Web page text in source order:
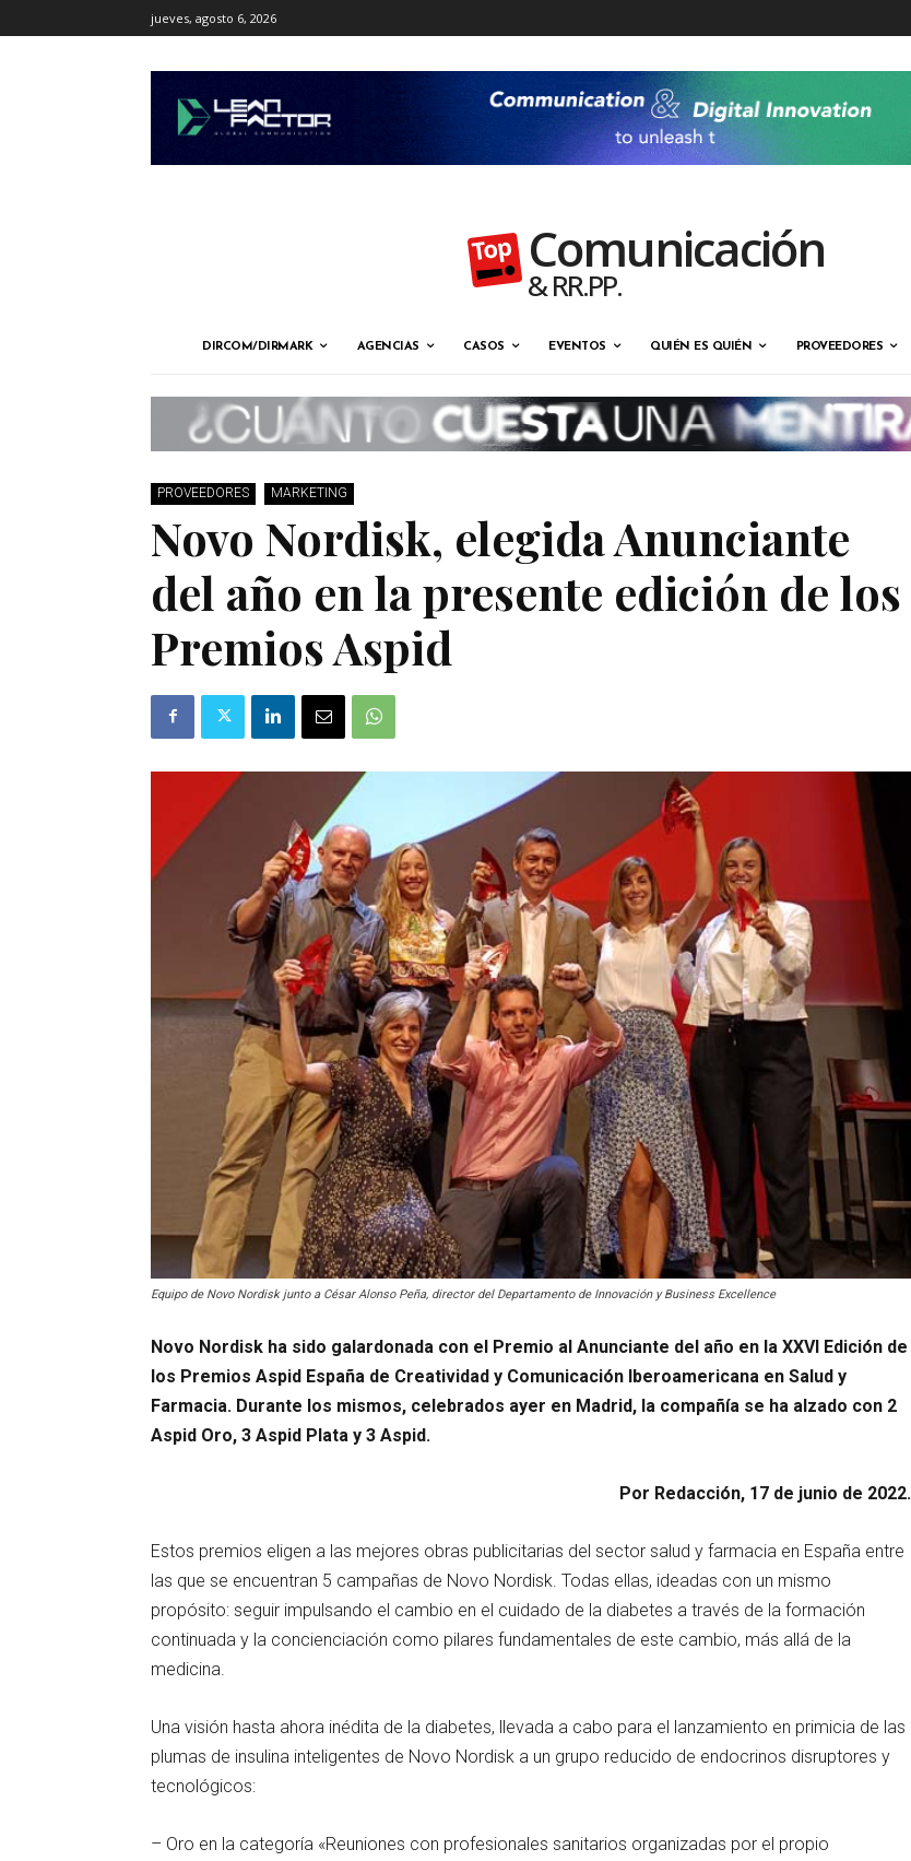
jueves, agosto 6, 2026
Comunicación
& RR.PP.
DIRCOM/DIRMARK AGENCIAS CASOS EVENTOS QUIÉN ES QUIÉN PROVEEDORES
PROVEEDORES MARKETING
Novo Nordisk, elegida Anunciante
del año en la presente edición de los
Premios Aspid
Equipo de Novo Nordisk junto a César Alonso Peña, director del Departamento de Innovación y Business Excellence
Novo Nordisk ha sido galardonada con el Premio al Anunciante del año en la XXVI Edición de
los Premios Aspid España de Creatividad y Comunicación Iberoamericana en Salud y
Farmacia. Durante los mismos, celebrados ayer en Madrid, la compañía se ha alzado con 2
Aspid Oro, 3 Aspid Plata y 3 Aspid.
Por Redacción, 17 de junio de 2022.
Estos premios eligen a las mejores obras publicitarias del sector salud y farmacia en España entre
las que se encuentran 5 campañas de Novo Nordisk. Todas ellas, ideadas con un mismo
propósito: seguir impulsando el cambio en el cuidado de la diabetes a través de la formación
continuada y la concienciación como pilares fundamentales de este cambio, más allá de la
medicina.
Una visión hasta ahora inédita de la diabetes, llevada a cabo para el lanzamiento en primicia de las
plumas de insulina inteligentes de Novo Nordisk a un grupo reducido de endocrinos disruptores y
tecnológicos:
– Oro en la categoría «Reuniones con profesionales sanitarios organizadas por el propio